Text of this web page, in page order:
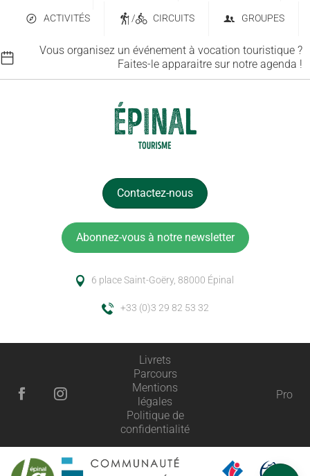
Ouvertures
Avis
ACTIVITÉS / CIRCUITS GROUPES
Vous organisez un événement à vocation touristique ?
Faites-le apparaitre sur notre agenda !
Contactez-nous
Abonnez-vous à notre newsletter
6 place Saint-Goëry, 88000 Épinal
+33 (0)3 29 82 53 32
Livrets
Parcours
Mentions
légales
Politique de
confidentialité
Pro